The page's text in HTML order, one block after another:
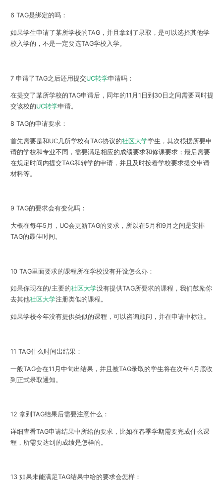
6 TAG是绑定的吗：
如果学生申请了某所学校的TAG，并且拿到了录取，是可以选择其他学
校入学的，不是一定要选TAG学校入学。
7 申请了TAG之后还用提交UC转学申请吗：
在提交了某所学校的TAG申请后，同年的11月1日到30日之间需要同时提
交该校的UC转学申请。
8 TAG的申请要求：
首先需要是和UC几所学校有TAG协议的社区大学学生，其次根据所要申
请的学校和专业不同，需要满足相应的成绩要求和修课要求；最后需要
在规定时间内提交TAG和转学的申请，并且及时按着学校要求提交申请
材料等。
9 TAG的要求会有变化吗：
大概在每年5月，UC会更新TAG的要求，所以在5月和9月之间是安排
TAG的最佳时间。
10 TAG里面要求的课程所在学校没有开设怎么办：
如果你现在的/主要的社区大学没有提供TAG所要求的课程，我们鼓励你
去其他社区大学注册类似的课程。
如果学校今年没有提供类似的课程，可以咨询顾问，并在申请中标注。
11 TAG什么时间出结果：
一般TAG会在11月中旬出结果，并且被TAG录取的学生将在次年4月底收
到正式录取通知。
12 拿到TAG结果后需要注意什么：
详细查看TAG申请结果中所给的要求，比如在春季学期需要完成什么课
程，所需要达到的成绩是怎样的。
13 如果未能满足TAG结果中给的要求会怎样：